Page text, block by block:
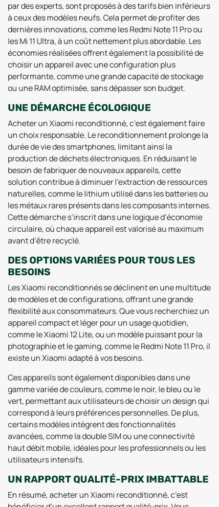
par des experts, sont proposés à des tarifs bien inférieurs
à ceux des modèles neufs. Cela permet de profiter des
dernières innovations, comme les Redmi Note 11 Pro ou
les Mi 11 Ultra, à un coût nettement plus abordable. Les
économies réalisées offrent également la possibilité de
choisir un appareil avec une configuration plus
performante, comme une grande capacité de stockage
ou une RAM optimisée, sans dépasser son budget.
UNE DÉMARCHE ÉCOLOGIQUE
Acheter un Xiaomi reconditionné, c’est également faire
un choix responsable. Le reconditionnement prolonge la
durée de vie des smartphones, limitant ainsi la
production de déchets électroniques. En réduisant le
besoin de fabriquer de nouveaux appareils, cette
solution contribue à diminuer l’extraction de ressources
naturelles, comme le lithium utilisé dans les batteries ou
les métaux rares présents dans les composants internes.
Cette démarche s’inscrit dans une logique d’économie
circulaire, où chaque appareil est valorisé au maximum
avant d’être recyclé.
DES OPTIONS VARIÉES POUR TOUS LES
BESOINS
Les Xiaomi reconditionnés se déclinent en une multitude
de modèles et de configurations, offrant une grande
flexibilité aux consommateurs. Que vous recherchiez un
appareil compact et léger pour un usage quotidien,
comme le Xiaomi 12 Lite, ou un modèle puissant pour la
photographie et le gaming, comme le Redmi Note 11 Pro, il
existe un Xiaomi adapté à vos besoins.
Ces appareils sont également disponibles dans une
gamme variée de couleurs, comme le noir, le bleu ou le
vert, permettant aux utilisateurs de choisir un design qui
correspond à leurs préférences personnelles. De plus,
certains modèles intègrent des fonctionnalités
avancées, comme la double SIM ou une connectivité
haut débit mobile, idéales pour les professionnels ou les
utilisateurs intensifs.
UN RAPPORT QUALITÉ-PRIX IMBATTABLE
En résumé, acheter un Xiaomi reconditionné, c’est